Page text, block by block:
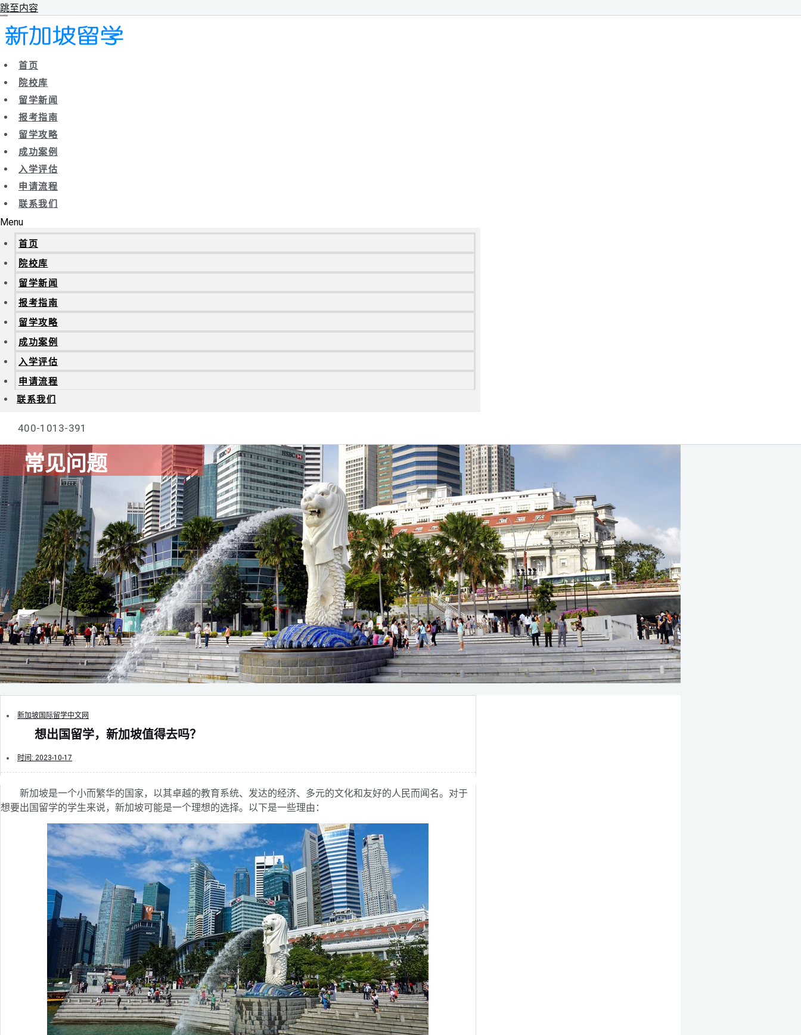
跳至内容
首页
院校库
留学新闻
报考指南
留学攻略
成功案例
入学评估
申请流程
联系我们
Menu
首页
院校库
留学新闻
报考指南
留学攻略
成功案例
入学评估
申请流程
联系我们
400-1013-391
常见问题
新加坡国际留学中文网
想出国留学，新加坡值得去吗？
时间: 2023-10-17
新加坡是一个小而繁华的国家，以其卓越的教育系统、发达的经济、多元的文化和友好的人民而闻名。对于
想要出国留学的学生来说，新加坡可能是一个理想的选择。以下是一些理由：